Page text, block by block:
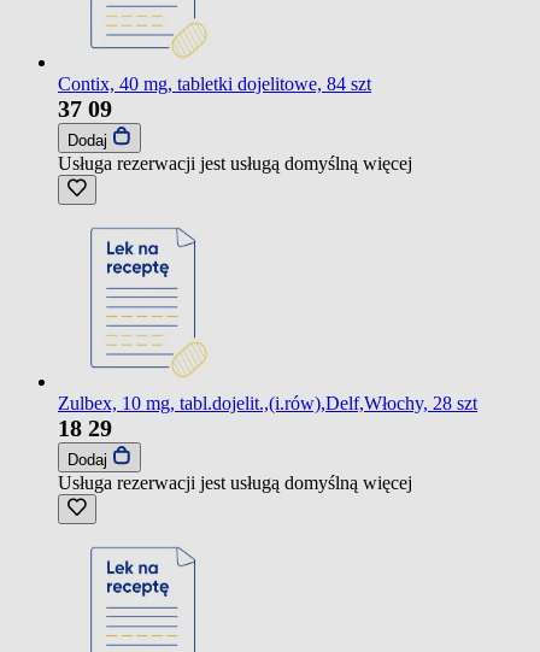
Contix, 40 mg, tabletki dojelitowe, 84 szt
37 09
Dodaj
Usługa rezerwacji jest usługą domyślną więcej
Zulbex, 10 mg, tabl.dojelit.,(i.rów),Delf,Włochy, 28 szt
18 29
Dodaj
Usługa rezerwacji jest usługą domyślną więcej